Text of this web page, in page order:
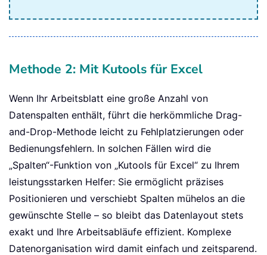
Methode 2: Mit Kutools für Excel
Wenn Ihr Arbeitsblatt eine große Anzahl von
Datenspalten enthält, führt die herkömmliche Drag-
and-Drop-Methode leicht zu Fehlplatzierungen oder
Bedienungsfehlern. In solchen Fällen wird die
„Spalten“-Funktion von „Kutools für Excel“ zu Ihrem
leistungsstarken Helfer: Sie ermöglicht präzises
Positionieren und verschiebt Spalten mühelos an die
gewünschte Stelle – so bleibt das Datenlayout stets
exakt und Ihre Arbeitsabläufe effizient. Komplexe
Datenorganisation wird damit einfach und zeitsparend.